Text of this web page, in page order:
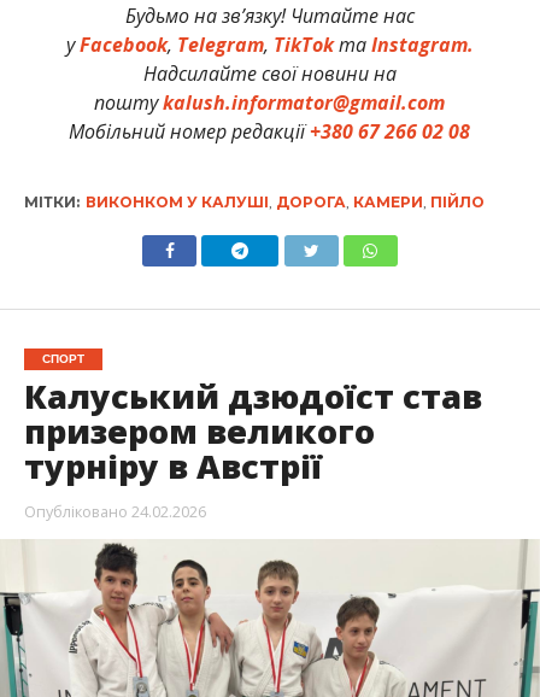
Будьмо на зв’язку! Читайте нас
уFacebook, Telegram, TikTokтаInstagram.
Надсилайте свої новини на
поштуkalush.informator@gmail.com
Мобільний номер редакції+380 67 266 02 08
МІТКИ: ВИКОНКОМ У КАЛУШІ ДОРОГА КАМЕРИ ПІЙЛО
СПОРТ
Калуський дзюдоїст став
призером великого
турніру в Австрії
Опубліковано 24.02.2026